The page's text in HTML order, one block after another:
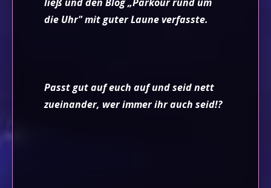
die Uhr" mit guter Laune verfasste.
Passt gut auf euch auf und seid nett
zueinander, wer immer ihr auch seid!?